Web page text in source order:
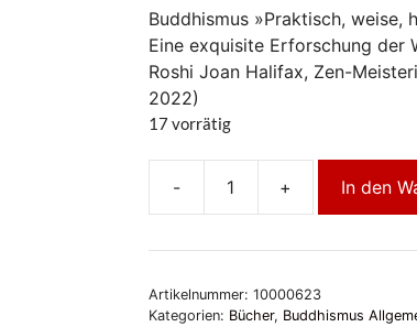
Buddhismus »Praktisch, weise,
Eine exquisite Erforschung der
Roshi Joan Halifax, Zen-
2022)
17 vorrätig
-
Meditieren.
einfache
für
+ In den
Artikelnummer: 10000623
Kategorien: Bücher, Buddhismus